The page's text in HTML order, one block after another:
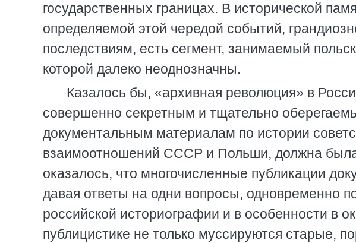
государственных границах. В исторической
определяемой этой чередой событий,
последствиям, есть сегмент, занимаемый
которой далеко неоднозначны.
Казалось бы, «архивная революция» в
совершенно секретным и тщательно
документальным материалам по истории
взаимоотношений СССР и Польши, должна
оказалось, что многочисленные публикации
давая ответы на одни вопросы, одновременно
российской историографии и в особенности в
публицистике не только муссируются старые,